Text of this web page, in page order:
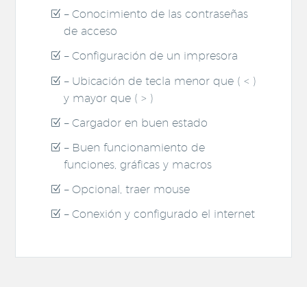
– Conocimiento de las contraseñas
de acceso
– Configuración de un impresora
– Ubicación de tecla menor que ( < )
y mayor que ( > )
– Cargador en buen estado
– Buen funcionamiento de
funciones, gráficas y macros
– Opcional, traer mouse
– Conexión y configurado el internet